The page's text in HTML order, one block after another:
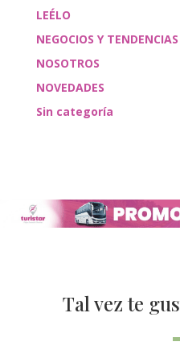
LEÉLO
NEGOCIOS Y TENDENCIAS
NOSOTROS
NOVEDADES
Sin categoría
Tal vez te